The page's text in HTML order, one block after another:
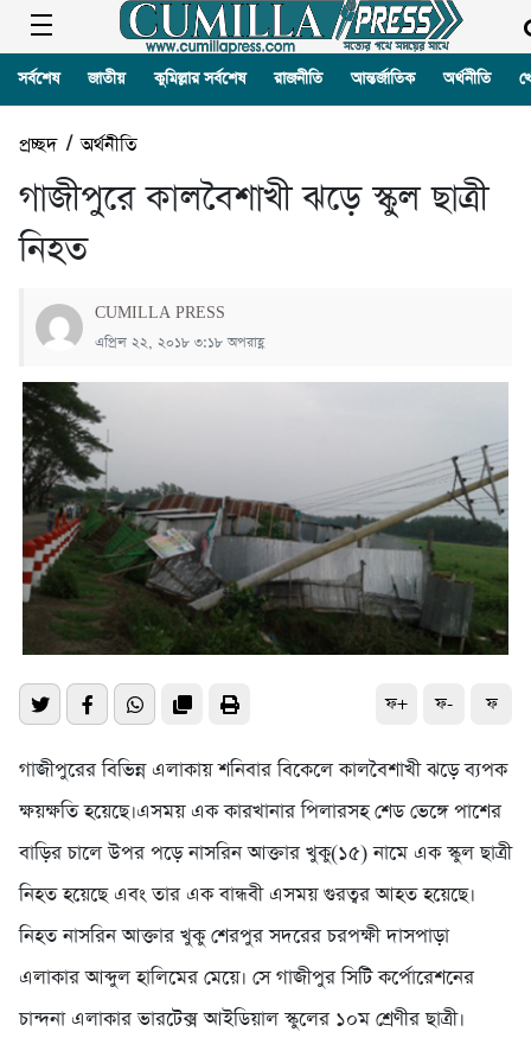
সর্বশেষ জাতীয় কুমিল্লার সর্বশেষ রাজনীতি আন্তর্জাতিক অর্থনীতি
প্রচ্ছদ/অর্থনীতি
গাজীপুরে কালবৈশাখী ঝড়ে স্কুল ছাত্রী
নিহত
CUMILLA PRESS
এপ্রিল ২২, ২০১৮ ৩:১৮ অপরাহ্ণ
ফ+ ফ- ফ
গাজীপুরের বিভিন্ন এলাকায় শনিবার বিকেলে কালবৈশাখী ঝড়ে ব্যপক
ক্ষয়ক্ষতি হয়েছে।এসময় এক কারখানার পিলারসহ শেড ভেঙ্গে পাশের
বাড়ির চালে উপর পড়ে নাসরিন আক্তার খুকু(১৫) নামে এক স্কুল ছাত্রী
নিহত হয়েছে এবং তার এক বান্ধবী এসময় গুরত্বর আহত হয়েছে।
নিহত নাসরিন আক্তার খুকু শেরপুর সদরের চরপক্ষী দাসপাড়া
এলাকার আব্দুল হালিমের মেয়ে। সে গাজীপুর সিটি কর্পোরেশনের
চান্দনা এলাকার ভারটেক্স আইডিয়াল স্কুলের ১০ম শ্রেণীর ছাত্রী।